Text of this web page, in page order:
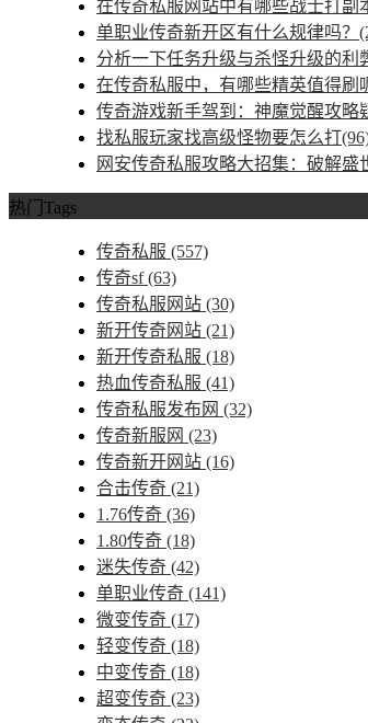
在传奇私服网站中有哪些战士打副
单职业传奇新开区有什么规律吗？
分析一下任务升级与杀怪升级的利
在传奇私服中，有哪些精英值得刷
传奇游戏新手驾到：神魔觉醒攻略
找私服玩家找高级怪物要怎么打
网安传奇私服攻略大招集：破解盛
热门Tags
传奇私服 (557)
传奇sf(63)
传奇私服网站 (30)
新开传奇网站 (21)
新开传奇私服 (18)
热血传奇私服 (41)
传奇私服发布网 (32)
传奇新服网 (23)
传奇新开网站 (16)
合击传奇 (21)
1.76传奇 (36)
1.80传奇 (18)
迷失传奇 (42)
单职业传奇 (141)
微变传奇 (17)
轻变传奇 (18)
中变传奇 (18)
超变传奇 (23)